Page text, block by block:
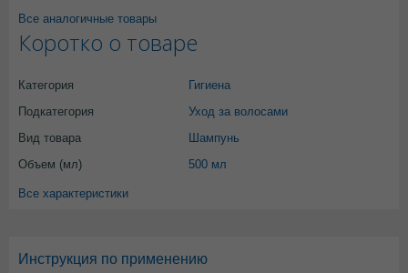
Все аналогичные товары
Коротко о товаре
Категория
Гигиена
Подкатегория
Уход за волосами
Вид товара
Шампунь
Объем (мл)
500 мл
Все характеристики
Инструкция по применению